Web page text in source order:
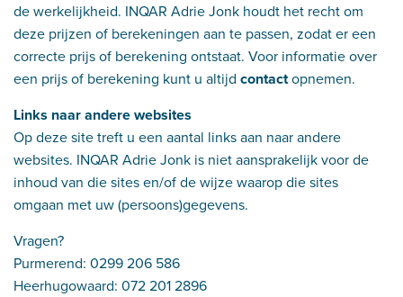
de werkelijkheid. INQAR Adrie Jonk houdt het recht om
deze prijzen of berekeningen aan te passen, zodat er een
correcte prijs of berekening ontstaat. Voor informatie over
een prijs of berekening kunt u altijd contactopnemen.
Links naar andere websites
Op deze site treft u een aantal links aan naar andere
websites. INQAR Adrie Jonk is niet aansprakelijk voor de
inhoud van die sites en/of de wijze waarop die sites
omgaan met uw (persoons)gegevens.
Vragen?
Purmerend: 0299 206 586
Heerhugowaard: 072 201 2896